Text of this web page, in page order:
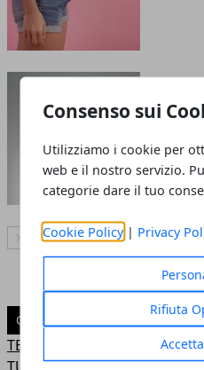
Consenso sui
Utilizziamo i cookie per
web e il nostro servizio.
categorie dare il tuo
Cookie Policy | Privacy
Rifiuta
I
caduta
Articolo Successivo
CATEGORIE
TECNOLOGIA